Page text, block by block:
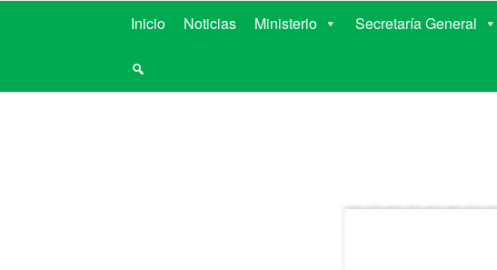
MINISTERIO DE
Inicio Noticias Ministerio Secretaría General